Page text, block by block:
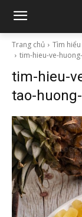
Trang chủ
Tìm
tim-hieu-ve-
tim-hieu-
tao-